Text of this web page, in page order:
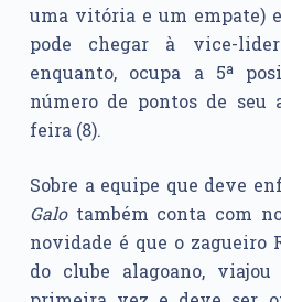
uma vitória e um empate)
pode chegar à vice-
enquanto, ocupa a 5ª
número de pontos de seu
feira (8).
Sobre a equipe que deve
Galo também conta com
novidade é que o zagueiro
do clube alagoano,